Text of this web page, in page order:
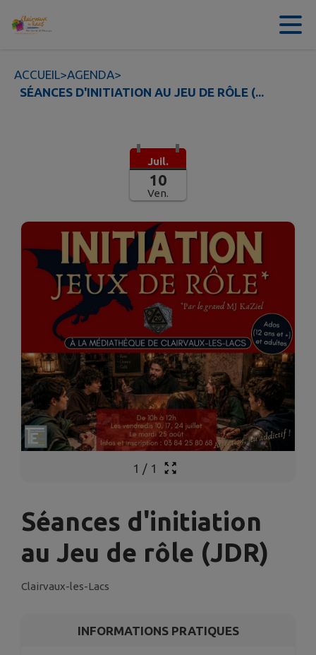
Contenu
ACCUEIL>AGENDA>
SÉANCES D'INITIATION AU JEU DE RÔLE (...
Juil.
10
Ven.
1 / 1
Séances d'initiation
au Jeu de rôle (JDR)
Clairvaux-les-Lacs
INFORMATIONS PRATIQUES